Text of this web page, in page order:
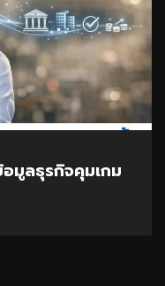
มูลธุรกิจคุมเกม